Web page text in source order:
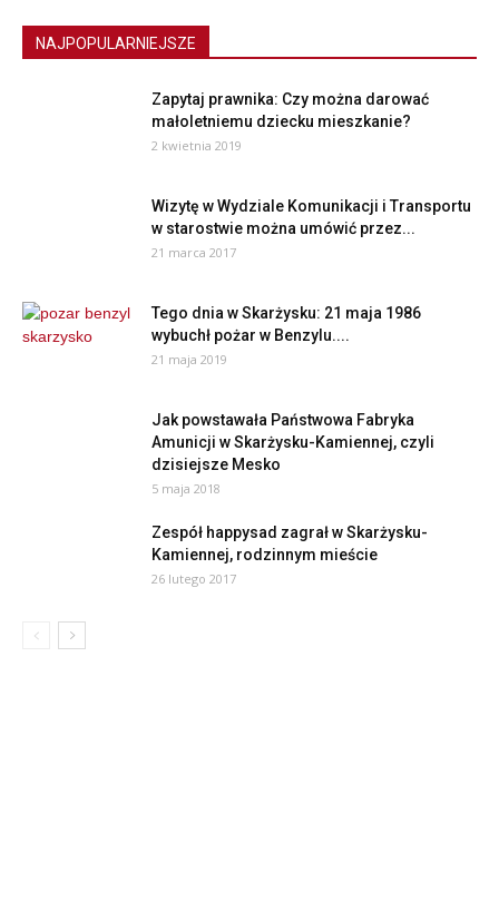
NAJPOPULARNIEJSZE
Zapytaj prawnika: Czy można darować
małoletniemu dziecku mieszkanie?
2 kwietnia 2019
Wizytę w Wydziale Komunikacji i Transportu
w starostwie można umówić przez...
21 marca 2017
Tego dnia w Skarżysku: 21 maja 1986
wybuchł pożar w Benzylu....
21 maja 2019
Jak powstawała Państwowa Fabryka
Amunicji w Skarżysku-Kamiennej, czyli
dzisiejsze Mesko
5 maja 2018
Zespół happysad zagrał w Skarżysku-
Kamiennej, rodzinnym mieście
26 lutego 2017